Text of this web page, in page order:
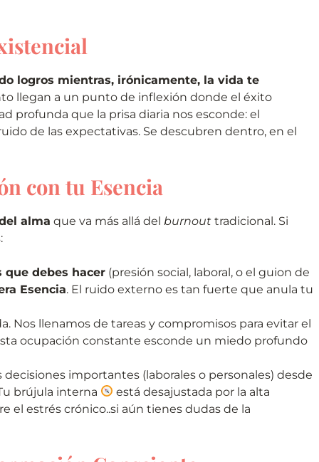
logros mientras, irónicamente, la vida te
llegan a un punto de inflexión donde el éxito
profunda que la prisa diaria nos esconde: el
de las expectativas. Se descubren dentro, en el
con tu Esencia
alma que va más allá del burnout tradicional. Si
que debes hacer (presión social, laboral, o el guion de
Esencia. El ruido externo es tan fuerte que anula tu
Nos llenamos de tareas y compromisos para evitar el
ocupación constante esconde un miedo profundo
decisiones importantes (laborales o personales) desde
brújula interna
está desajustada por la alta
el estrés crónico..si aún tienes dudas de la